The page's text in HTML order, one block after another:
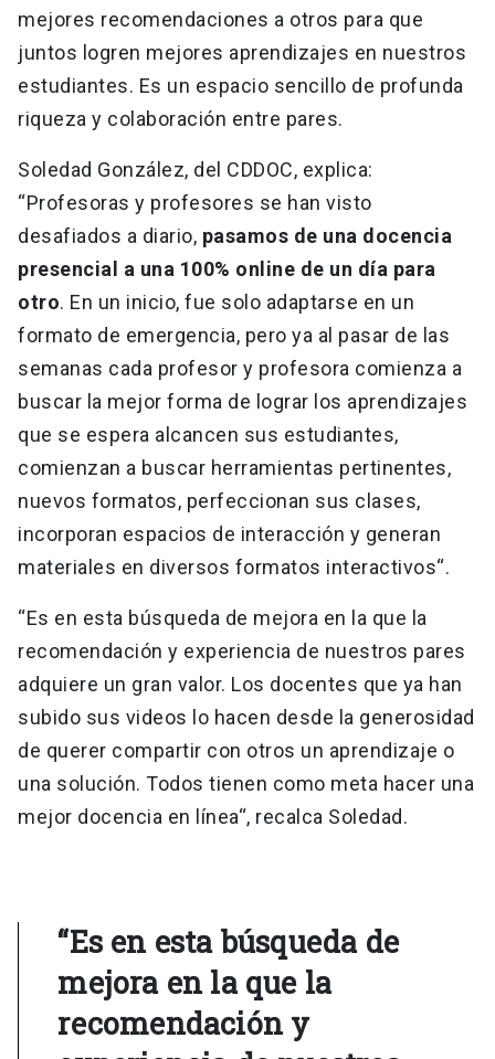
mejores recomendaciones a otros para que
juntos logren mejores aprendizajes en nuestros
estudiantes. Es un espacio sencillo de profunda
riqueza y colaboración entre pares.
Soledad González, del CDDOC, explica:
“Profesoras y profesores se han visto
desafiados a diario, pasamos de una docencia
presencial a una 100% online de un día para
otro. En un inicio, fue solo adaptarse en un
formato de emergencia, pero ya al pasar de las
semanas cada profesor y profesora comienza a
buscar la mejor forma de lograr los aprendizajes
que se espera alcancen sus estudiantes,
comienzan a buscar herramientas pertinentes,
nuevos formatos, perfeccionan sus clases,
incorporan espacios de interacción y generan
materiales en diversos formatos interactivos“.
“Es en esta búsqueda de mejora en la que la
recomendación y experiencia de nuestros pares
adquiere un gran valor. Los docentes que ya han
subido sus videos lo hacen desde la generosidad
de querer compartir con otros un aprendizaje o
una solución. Todos tienen como meta hacer una
mejor docencia en línea“, recalca Soledad.
“Es en esta búsqueda de
mejora en la que la
recomendación y